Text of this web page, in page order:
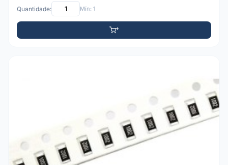
Quantidade: Mín: 1